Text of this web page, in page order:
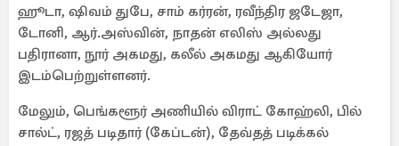
ஹூடா, ஷிவம் துபே, சாம் கர்ரன், ரவீந்திர ஜடேஜா,
டோனி, ஆர்.அஸ்வின், நாதன் எலிஸ் அல்லது
பதிரானா, நூர் அகமது, கலீல் அகமது ஆகியோர்
இடம்பெற்றுள்ளனர்.
மேலும், பெங்களூர் அணியில் விராட் கோஹ்லி, பில்
சால்ட், ரஜத் படிதார் (கேப்டன்), தேவ்தத் படிக்கல்